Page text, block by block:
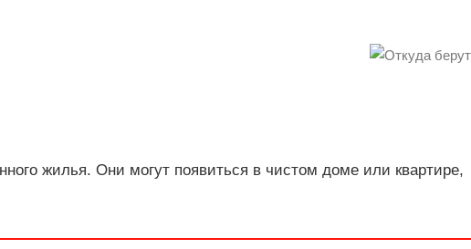
жилья. Они могут появиться в чистом доме или квартире,